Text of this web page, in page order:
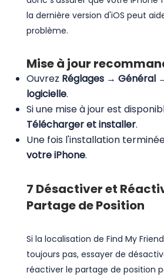
la dernière version d'iOS peut
problème.
Mise à jour
Ouvrez Réglages → Général
logicielle.
Si une mise à jour est
Télécharger et installer.
Une fois l'installation
votre iPhone.
7 Désactiver et
Partage de Position
Si la localisation de Find My
toujours pas, essayer de
réactiver le partage de position